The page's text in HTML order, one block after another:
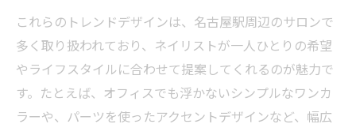
これらのトレンドデザインは、名古屋駅周辺のサロンで
多く取り扱われており、ネイリストが一人ひとりの希望
やライフスタイルに合わせて提案してくれるのが魅力で
す。たとえば、オフィスでも浮かないシンプルなワンカ
ラーや、パーツを使ったアクセントデザインなど、幅広